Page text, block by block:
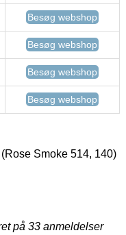
Besøg webshop
Besøg webshop
Besøg webshop
Besøg webshop
Smoke 514, 140)
på 33 anmeldelser